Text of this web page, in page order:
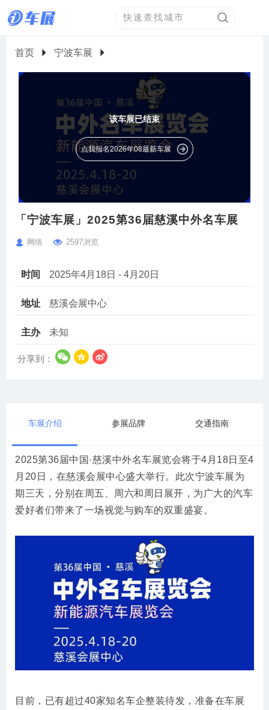
首页 宁波车展
该车展已结束
点我报名2026年08最新车展
「宁波车展」2025第36届慈溪中外名车展
网络 2597浏览
时间 2025年4月18日 - 4月20日
地址 慈溪会展中心
主办 未知
分享到：
车展介绍 参展品牌 交通指南
2025第36届中国·慈溪中外名车展览会将于4月18日至4
月20日，在慈溪会展中心盛大举行。此次宁波车展为
期三天，分别在周五、周六和周日展开，为广大的汽车
爱好者们带来了一场视觉与购车的双重盛宴。
目前，已有超过40家知名车企整装待发，准备在车展